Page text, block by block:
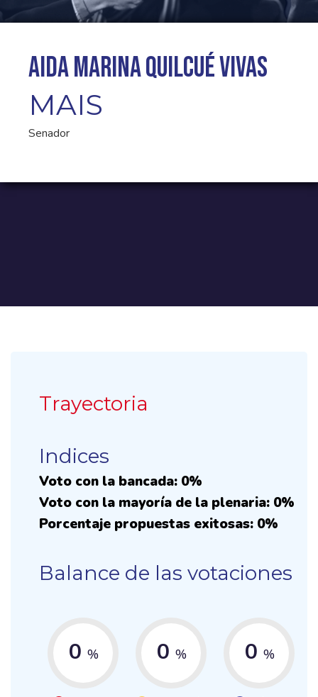
Aida Marina Quilcué Vivas
MAIS
Senador
Trayectoria
Indices
Voto con la bancada: 0%
Voto con la mayoría de la plenaria: 0%
Porcentaje propuestas exitosas: 0%
Balance de las votaciones
0 % 0 % 0 %